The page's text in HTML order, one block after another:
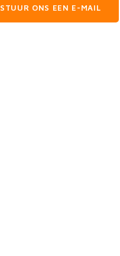
STUUR ONS EEN E-MAIL